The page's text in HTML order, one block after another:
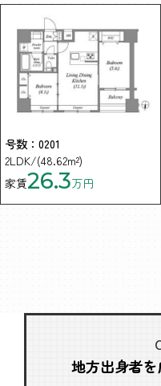
号数：0201
2LDK/(48.62m²)
家賃26.3万円
地方出身者